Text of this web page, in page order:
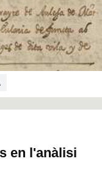
INFORMÀTICA
en l'anàlisi